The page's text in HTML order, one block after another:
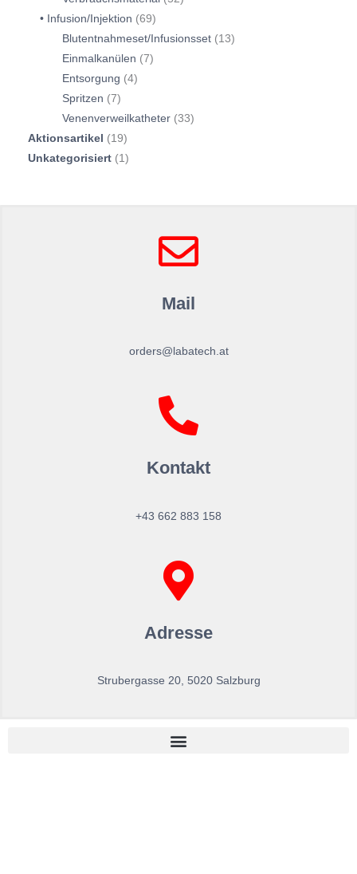
Infusion/Injektion
69
Blutentnahmeset/Infusionsset
13
Einmalkanülen
7
Entsorgung
4
Spritzen
7
Venenverweilkatheter 33
Aktionsartikel
19
Unkategorisiert
1
Mail
orders@labatech.at
Kontakt
+43 662 883 158
Adresse
Strubergasse 20, 5020 Salzburg